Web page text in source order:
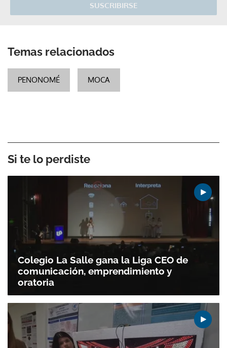
SUSCRIBIRSE
Temas relacionados
PENONOMÉ MOCA
Si te lo perdiste
Colegio La Salle gana la Liga CEO de
comunicación, emprendimiento y
oratoria